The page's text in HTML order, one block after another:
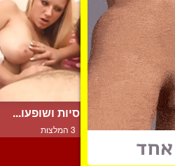
שתי חתולות סקסיות ושופעו...
4792 צפיות | 3 המלצות